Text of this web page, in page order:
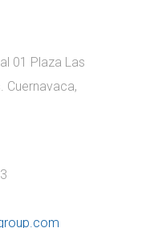
01 Plaza Las
Cuernavaca,